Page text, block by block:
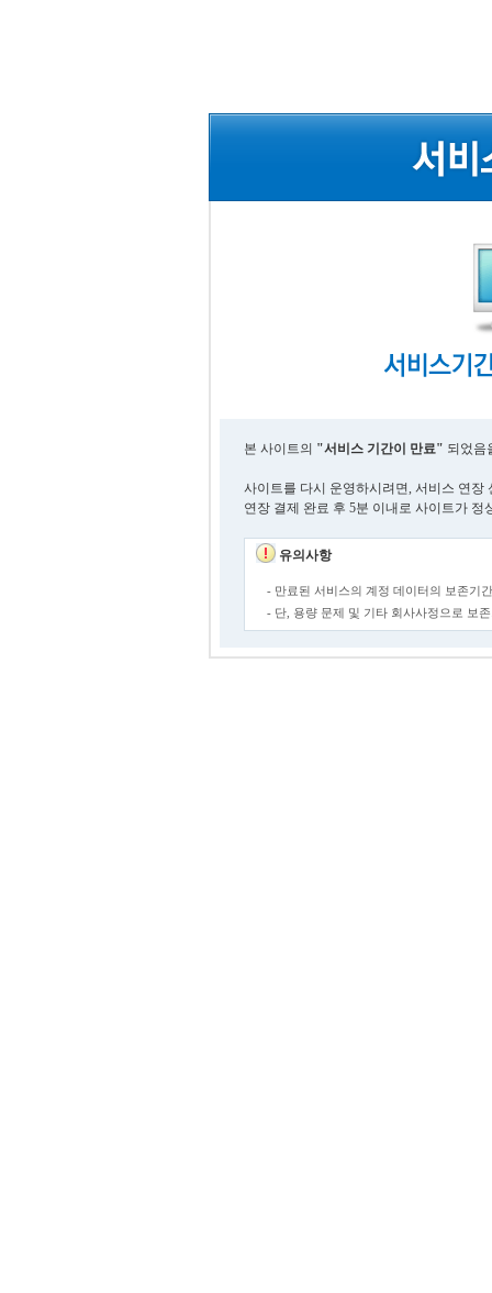
본 사이트의 "서비스 기간이 만료" 되었음
사이트를 다시 운영하시려면, 서비스 연장
연장 결제 완료 후 5분 이내로 사이트가 정
유의사항
- 만료된 서비스의 계정 데이터의 보존기
- 단, 용량 문제 및 기타 회사사정으로 보